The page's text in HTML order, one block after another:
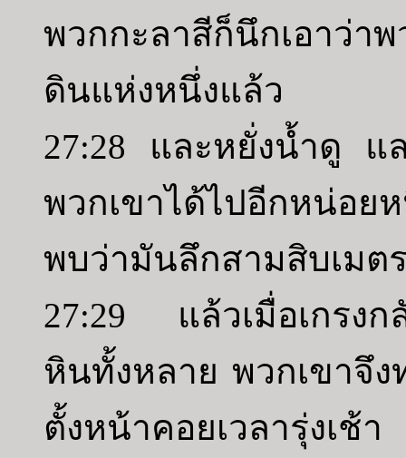
พวกกะลาสีก็นึกเอาว่า
ดินแห่งหนึ่งแล้ว
27:28 และหยั่งน้ำดู แ
พวกเขาได้ไปอีกหน่อย
พบว่ามันลึกสามสิบเมต
27:29 แล้วเมื่อเกรงก
หินทั้งหลาย พวกเขาจึ
ตั้งหน้าคอยเวลารุ่งเช้า